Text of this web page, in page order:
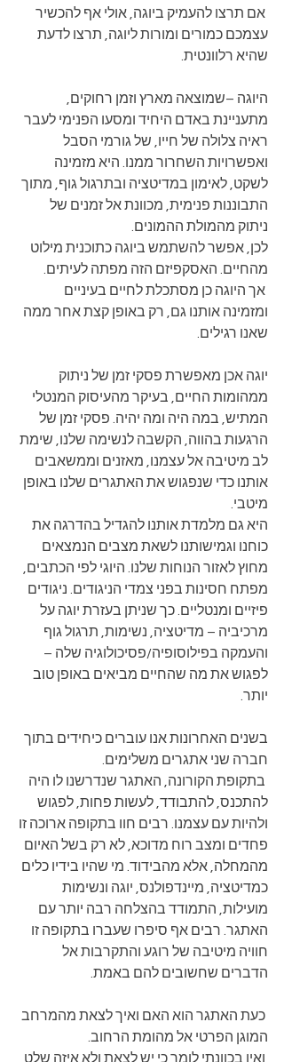
אם תרצו להעמיק ביוגה, אולי אף להכשיר
עצמכם כמורים ומורות ליוגה, תרצו לדעת
שהיא רלוונטית.
היוגה –שמוצאה מארץ וזמן רחוקים,
מתעניינת באדם היחיד ומסעו הפנימי לעבר
ראיה צלולה של חייו, של גורמי הסבל
ואפשרויות השחרור ממנו. היא מזמינה
לשקט, לאימון במדיטציה ובתרגול גוף, מתוך
התבוננות פנימית, מכוונת אל זמנים של
ניתוק מהמולת ההמונים.
לכן, אפשר להשתמש ביוגה כתוכנית מילוט
מהחיים. האסקפיזם הזה מפתה לעיתים.
אך היוגה כן מסתכלת לחיים בעיניים
ומזמינה אותנו גם, רק באופן קצת אחר ממה
שאנו רגילים.
יוגה אכן מאפשרת פסקי זמן של ניתוק
ממהומות החיים, בעיקר מהעיסוק המנטלי
המתיש, במה היה ומה יהיה. פסקי זמן של
הרגעות בהווה, הקשבה לנשימה שלנו, שימת
לב מיטיבה אל עצמנו, מאזנים וממשאבים
אותנו כדי שנפגוש את האתגרים שלנו באופן
מיטבי.
היא גם מלמדת אותנו להגדיל בהדרגה את
כוחנו וגמישותנו לשאת מצבים הנמצאים
מחוץ לאזור הנוחות שלנו. היוגי לפי הכתבים,
מפתח חסינות בפני צמדי הניגודים. ניגודים
פיזיים ומנטליים. כך שניתן בעזרת יוגה על
מרכיביה – מדיטציה, נשימות, תרגול גוף
והעמקה בפילוסופיה/פסיכולוגיה שלה –
לפגוש את מה שהחיים מביאים באופן טוב
יותר.
בשנים האחרונות אנו עוברים כיחידים בתוך
חברה שני אתגרים משלימים.
בתקופת הקורונה, האתגר שנדרשנו לו היה
להתכנס, להתבודד, לעשות פחות, לפגוש
ולהיות עם עצמנו. רבים חוו בתקופה ארוכה זו
פחדים ומצב רוח מדוכא, לא רק בשל האיום
מהמחלה, אלא מהבידוד. מי שהיו בידיו כלים
כמדיטציה, מיינדפולנס, יוגה ונשימות
מועילות, התמודד בהצלחה רבה יותר עם
האתגר. רבים אף סיפרו שעברו בתקופה זו
חוויה מיטיבה של רוגע והתקרבות אל
הדברים שחשובים להם באמת.
כעת האתגר הוא האם ואיך לצאת מהמרחב
המוגן הפרטי אל מהומת הרחוב.
ואין בכוונתי לומר כי יש לצאת ולא איזה שלט